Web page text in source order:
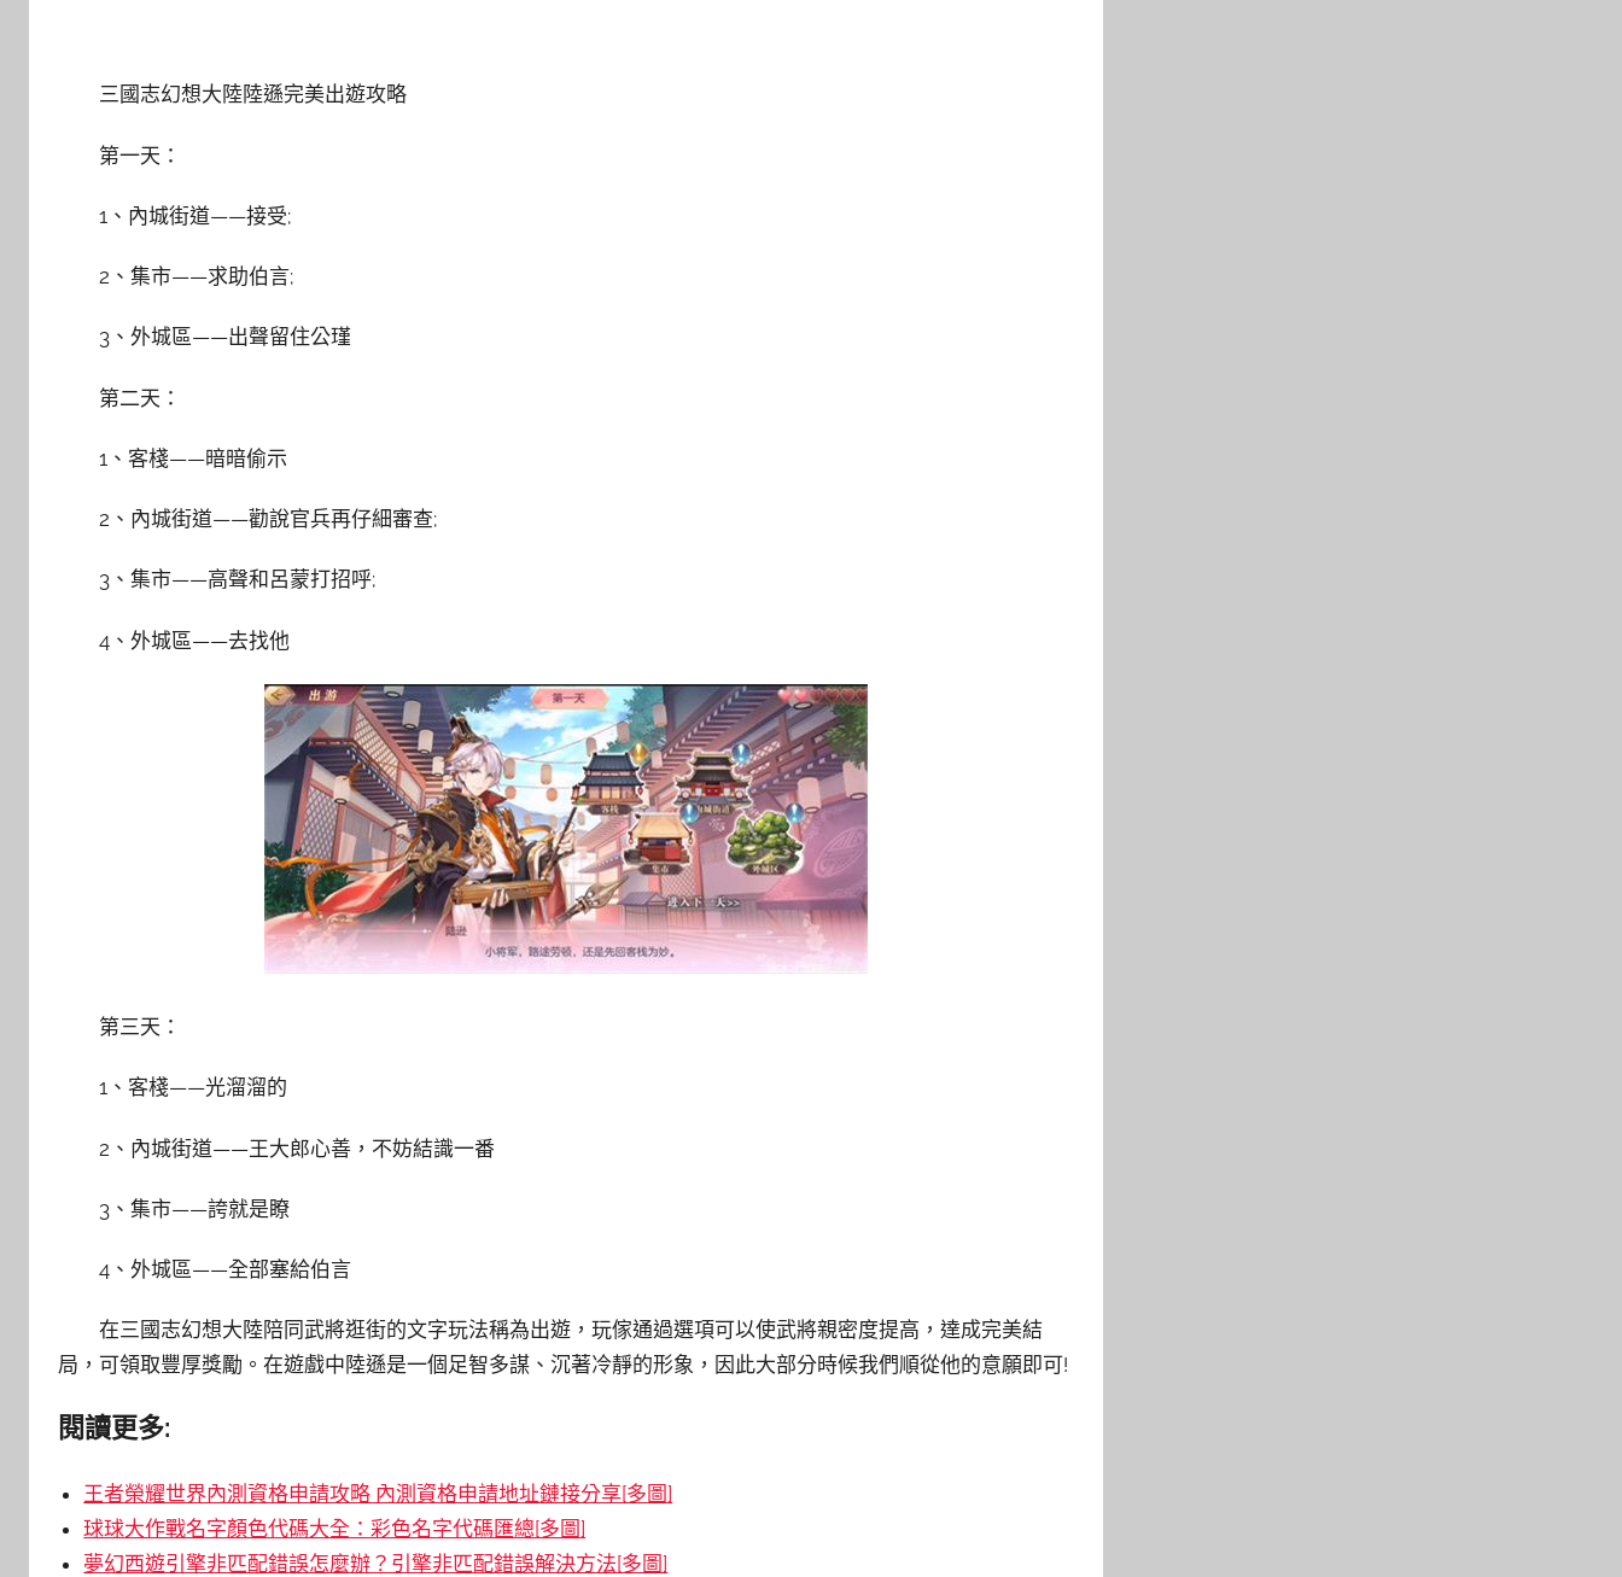
三國志幻想大陸陸遜完美出遊攻略
第一天：
1、內城街道——接受;
2、集市——求助伯言;
3、外城區——出聲留住公瑾
第二天：
1、客棧——暗暗偷示
2、內城街道——勸說官兵再仔細審查;
3、集市——高聲和呂蒙打招呼;
4、外城區——去找他
第三天：
1、客棧——光溜溜的
2、內城街道——王大郎心善，不妨結識一番
3、集市——誇就是瞭
4、外城區——全部塞給伯言
在三國志幻想大陸陪同武將逛街的文字玩法稱為出遊，玩傢通過選項可以使武將親密度提高，達成完美結
局，可領取豐厚獎勵。在遊戲中陸遜是一個足智多謀、沉著冷靜的形象，因此大部分時候我們順從他的意願即可!
閱讀更多:
王者榮耀世界內測資格申請攻略 內測資格申請地址鏈接分享[多圖]
球球大作戰名字顏色代碼大全：彩色名字代碼匯總[多圖]
夢幻西遊引擎非匹配錯誤怎麼辦？引擎非匹配錯誤解決方法[多圖]